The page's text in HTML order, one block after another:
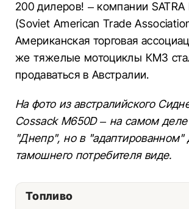
200 дилеров! – компании SATRA
(Soviet American Trade
Американская торговая
же тяжелые мотоциклы КМЗ
продаваться в Австралии.
На фото из австралийского
Cossack М650D – на самом
"Днепр", но в "адаптированном"
тамошнего потребителя виде.
Топливо